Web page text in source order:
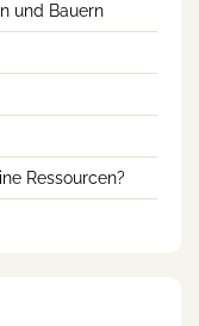
und Bauern
Ressourcen?